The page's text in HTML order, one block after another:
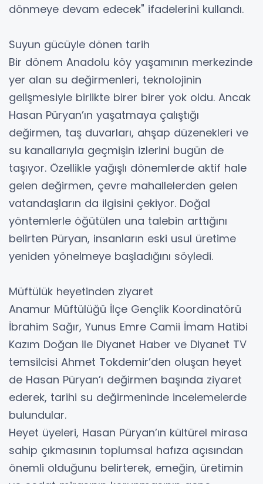
dönmeye devam edecek" ifadelerini kullandı.
Suyun gücüyle dönen tarih
Bir dönem Anadolu köy yaşamının merkezinde
yer alan su değirmenleri, teknolojinin
gelişmesiyle birlikte birer birer yok oldu. Ancak
Hasan Püryan’ın yaşatmaya çalıştığı
değirmen, taş duvarları, ahşap düzenekleri ve
su kanallarıyla geçmişin izlerini bugün de
taşıyor. Özellikle yağışlı dönemlerde aktif hale
gelen değirmen, çevre mahallelerden gelen
vatandaşların da ilgisini çekiyor. Doğal
yöntemlerle öğütülen una talebin arttığını
belirten Püryan, insanların eski usul üretime
yeniden yönelmeye başladığını söyledi.
Müftülük heyetinden ziyaret
Anamur Müftülüğü İlçe Gençlik Koordinatörü
İbrahim Sağır, Yunus Emre Camii İmam Hatibi
Kazım Doğan ile Diyanet Haber ve Diyanet TV
temsilcisi Ahmet Tokdemir’den oluşan heyet
de Hasan Püryan’ı değirmen başında ziyaret
ederek, tarihi su değirmeninde incelemelerde
bulundular.
Heyet üyeleri, Hasan Püryan’ın kültürel mirasa
sahip çıkmasının toplumsal hafıza açısından
önemli olduğunu belirterek, emeğin, üretimin